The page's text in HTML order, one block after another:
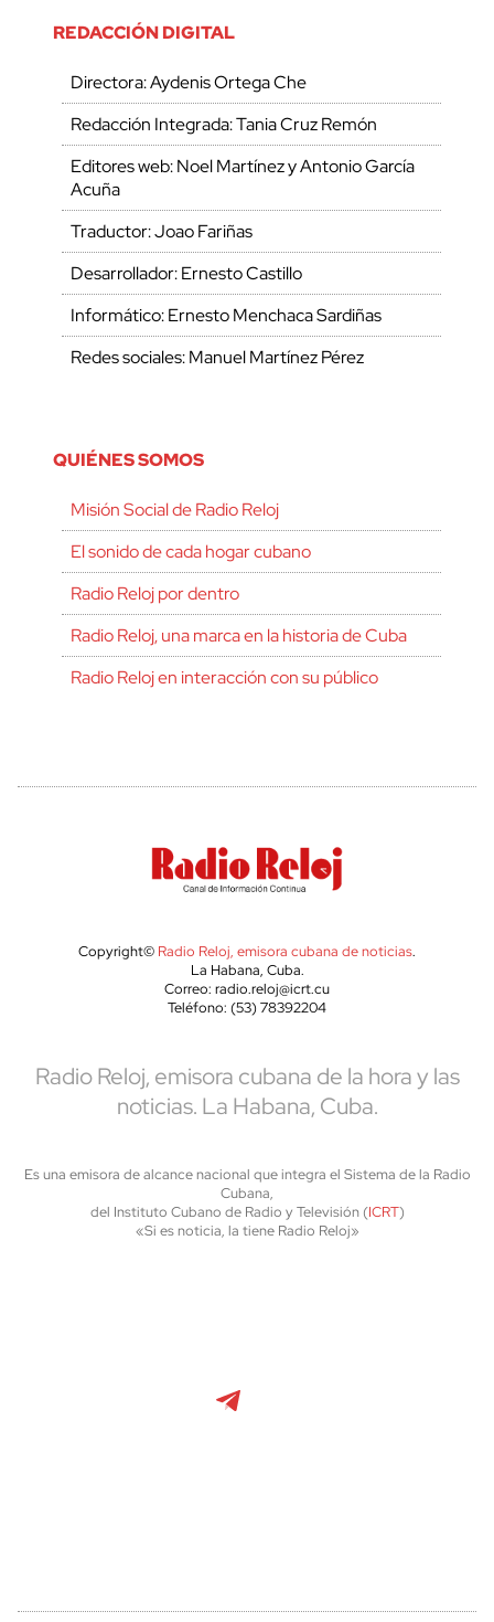
REDACCIÓN DIGITAL
Directora: Aydenis Ortega Che
Redacción Integrada: Tania Cruz Remón
Editores web: Noel Martínez y Antonio García
Acuña
Traductor: Joao Fariñas
Desarrollador: Ernesto Castillo
Informático: Ernesto Menchaca Sardiñas
Redes sociales: Manuel Martínez Pérez
QUIÉNES SOMOS
Misión Social de Radio Reloj
El sonido de cada hogar cubano
Radio Reloj por dentro
Radio Reloj, una marca en la historia de Cuba
Radio Reloj en interacción con su público
Copyright© Radio Reloj, emisora cubana de noticias.
La Habana, Cuba.
Correo: radio.reloj@icrt.cu
Teléfono: (53) 78392204
Radio Reloj, emisora cubana de la hora y las
noticias. La Habana, Cuba.
Es una emisora de alcance nacional que integra el Sistema de la Radio
Cubana,
del Instituto Cubano de Radio y Televisión (ICRT)
«Si es noticia, la tiene Radio Reloj»